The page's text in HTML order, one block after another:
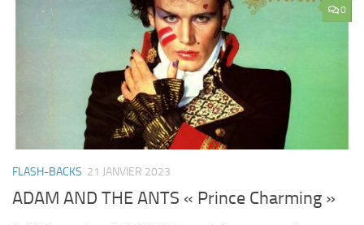
0
FLASH-BACKS 21 JANVIER 2023
ADAM AND THE ANTS « Prince Charming »